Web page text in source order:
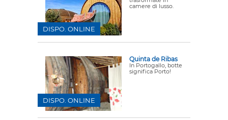
camere di lusso.
DISPO. ONLINE
Quinta de Ribas
In Portogallo, botte
significa Porto!
DISPO. ONLINE